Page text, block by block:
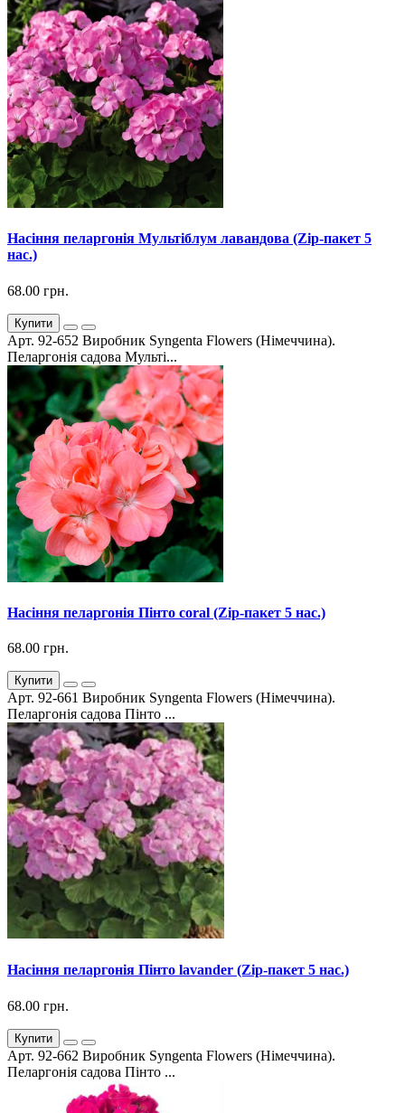
Насіння пеларгонія Мультіблум лавандова (Zip-пакет 5
нас.)
68.00 грн.
Купити
Арт. 92-652 Виробник Syngenta Flowers (Німеччина).
Пеларгонія садова Мульті...
Насіння пеларгонія Пінто coral (Zip-пакет 5 нас.)
68.00 грн.
Купити
Арт. 92-661 Виробник Syngenta Flowers (Німеччина).
Пеларгонія садова Пінто ...
Насіння пеларгонія Пінто lavander (Zip-пакет 5 нас.)
68.00 грн.
Купити
Арт. 92-662 Виробник Syngenta Flowers (Німеччина).
Пеларгонія садова Пінто ...